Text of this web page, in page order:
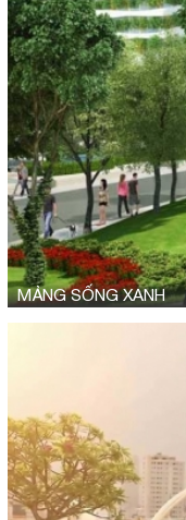
MẢNG SỐNG XANH